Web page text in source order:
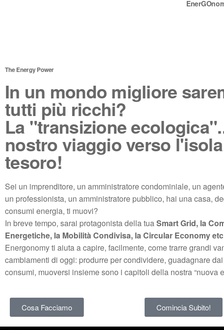
The Energy Power
In un mondo migliore
tutti più ricchi?
La "transizione
nostro viaggio verso
tesoro!
Sei un imprenditore, un amministratore condominiale, un
un professionista, un amministratore pubblico, hai una casa,
consumi energia, ti muovi?
In breve tempo, sarai protagonista della tuaSmart Grid, la
Energetiche, la Mobilità Condivisa, la Circular Economy
Energonomy ti aiuta a capire, facilmente, come trarre grandi
cambiamenti di oggi: produrre per condividere, guadagnare
consumi, muoversi insieme sono i capitoli della nostra “nuova
Cosa Facciamo Comincia Subito!